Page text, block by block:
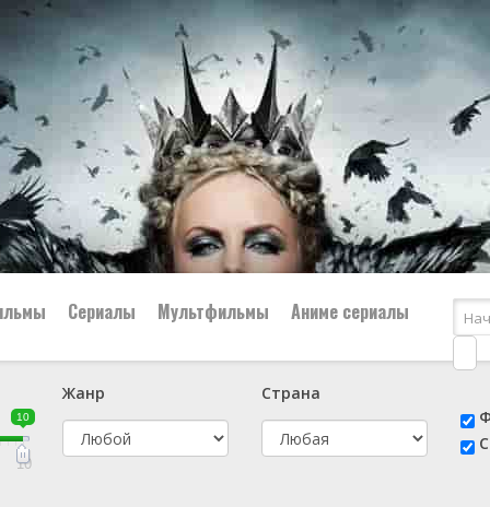
👨‍✈️ Военный
🕵️‍♂️ Детектив
Сериалы Мультфильмы Аниме сериалы
10
10
Жанр
Страна